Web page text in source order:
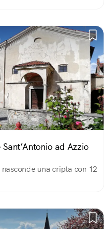
ad Azzio
una cripta con 12